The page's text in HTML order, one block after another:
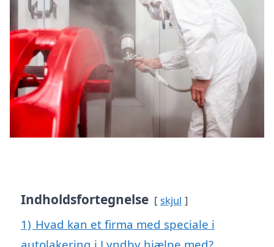
Indholdsfortegnelse skjul
1) Hvad kan et firma med speciale i